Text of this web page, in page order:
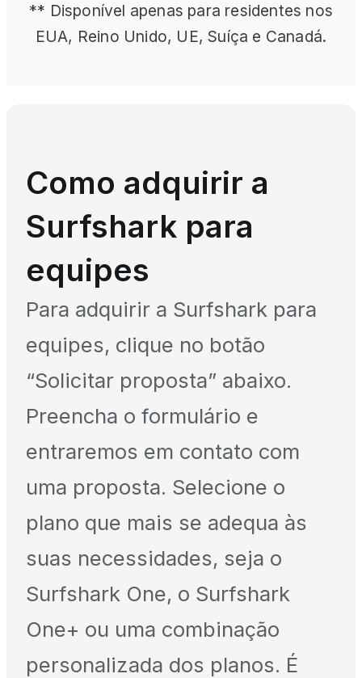
** Disponível apenas para residentes nos
EUA, Reino Unido, UE, Suíça e Canadá.
Como adquirir a
Surfshark para
equipes
Para adquirir a Surfshark para
equipes, clique no botão
“Solicitar proposta” abaixo.
Preencha o formulário e
entraremos em contato com
uma proposta. Selecione o
plano que mais se adequa às
suas necessidades, seja o
Surfshark One, o Surfshark
One+ ou uma combinação
personalizada dos planos. É